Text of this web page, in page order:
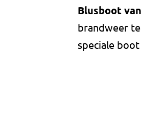
Blusboot
brandweer
speciale